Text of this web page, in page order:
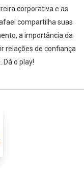
corporativa e as
compartilha suas
a importância da
relações de confiança
o play!